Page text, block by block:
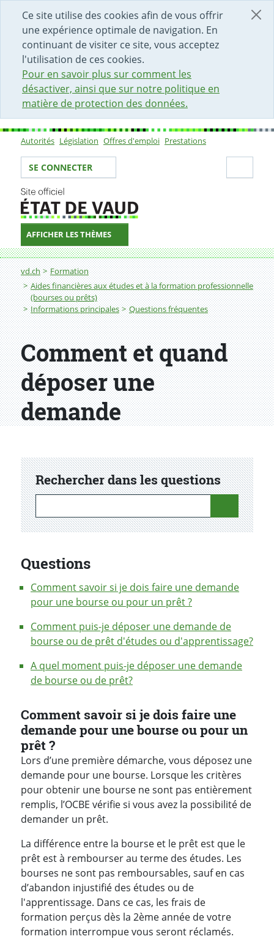
Ce site utilise des cookies afin de vous offrir
une expérience optimale de navigation. En
continuant de visiter ce site, vous acceptez
l'utilisation de ces cookies.
Pour en savoir plus sur comment les
désactiver, ainsi que sur notre politique en
matière de protection des données.
DÉBUT DU CONTENU DE LA PAGE
ACCÈS AU CHAMP DE RECHERCHE
PAGE D'ACCUEIL
FORMULAIRE DE CONTACT
Sous-navigation
Autorités Législation Offres d'emploi Prestations
Votre identité
SE CONNECTER
AFFICHER LES THÈMES
Fil d'Ariane
vd.ch
Formation
Aides financières aux études et à la formation professionnelle
(bourses ou prêts)
Informations principales
Questions fréquentes
Comment et quand
déposer une
demande
Rechercher dans les questions
Rechercher dans les questions
Questions
Comment savoir si je dois faire une demande
pour une bourse ou pour un prêt ?
Comment puis-je déposer une demande de
bourse ou de prêt d'études ou d'apprentissage?
A quel moment puis-je déposer une demande
de bourse ou de prêt?
Réponses
Comment savoir si je dois faire une
demande pour une bourse ou pour un
prêt ?
Lors d’une première démarche, vous déposez une
demande pour une bourse. Lorsque les critères
pour obtenir une bourse ne sont pas entièrement
remplis, l’OCBE vérifie si vous avez la possibilité de
demander un prêt.
La différence entre la bourse et le prêt est que le
prêt est à rembourser au terme des études. Les
bourses ne sont pas remboursables, sauf en cas
d’abandon injustifié des études ou de
l'apprentissage. Dans ce cas, les frais de
formation perçus dès la 2ème année de votre
formation interrompue vous seront réclamés.